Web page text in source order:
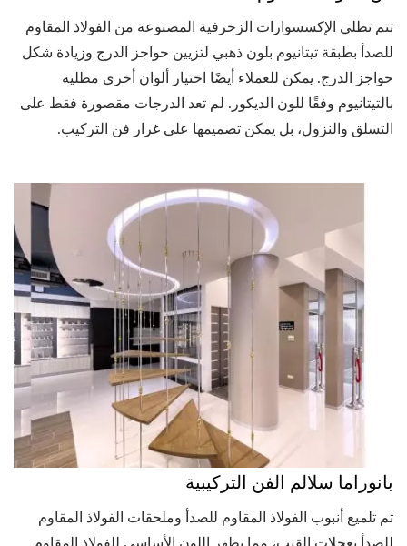
تتم تطلي الإكسسوارات الزخرفية المصنوعة من الفولاذ المقاوم
للصدأ بطبقة تيتانيوم بلون ذهبي لتزيين حواجز الدرج وزيادة شكل
حواجز الدرج. يمكن للعملاء أيضًا اختيار ألوان أخرى مطلية
بالتيتانيوم وفقًا للون الديكور. لم تعد الدرجات مقصورة فقط على
التسلق والنزول، بل يمكن تصميمها على غرار فن التركيب.
بانوراما سلالم الفن التركيبية
تم تلميع أنبوب الفولاذ المقاوم للصدأ وملحقات الفولاذ المقاوم